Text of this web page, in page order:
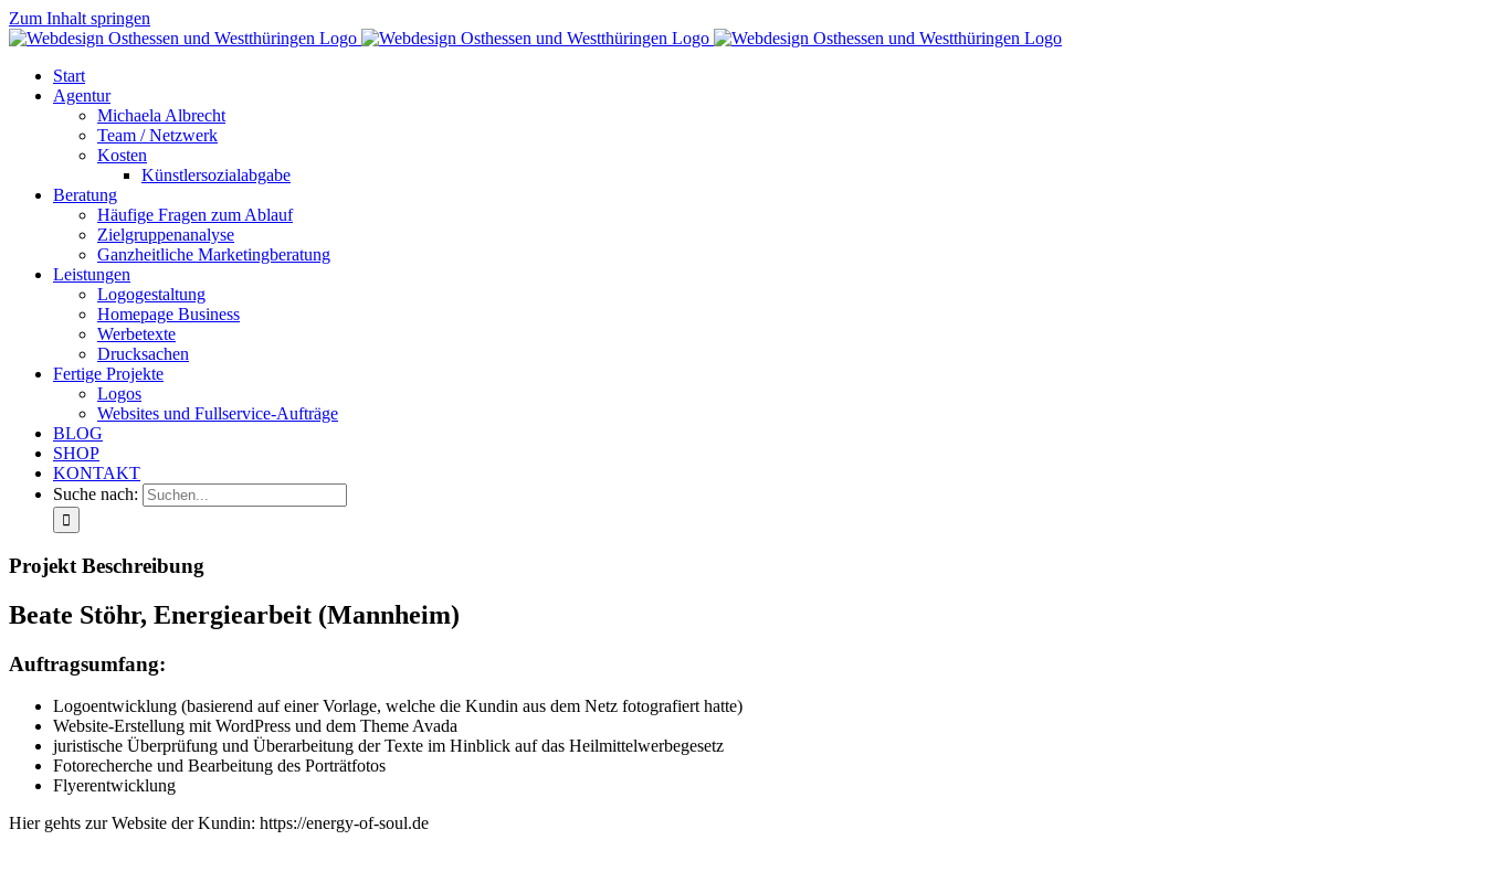
Zum Inhalt springen
Start
Agentur
Michaela Albrecht
Team / Netzwerk
Kosten
Künstlersozialabgabe
Beratung
Häufige Fragen zum Ablauf
Zielgruppenanalyse
Ganzheitliche Marketingberatung
Leistungen
Logogestaltung
Homepage Business
Werbetexte
Drucksachen
Fertige Projekte
Logos
Websites und Fullservice-Aufträge
BLOG
SHOP
KONTAKT
Suche nach:
Projekt Beschreibung
Beate Stöhr, Energiearbeit (Mannheim)
Auftragsumfang:
Logoentwicklung (basierend auf einer Vorlage, welche die Kundin aus dem Netz fotografiert hatte)
Website-Erstellung mit WordPress und dem Theme Avada
juristische Überprüfung und Überarbeitung der Texte im Hinblick auf das Heilmittelwerbegesetz
Fotorecherche und Bearbeitung des Porträtfotos
Flyerentwicklung
Hier gehts zur Website der Kundin: https://energy-of-soul.de